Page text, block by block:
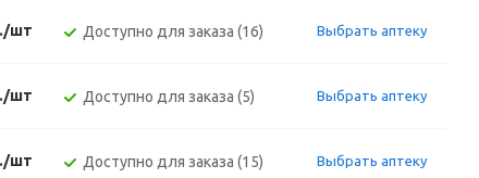
шт Доступно для заказа (16) Выбрать аптеку
шт Доступно для заказа (5) Выбрать аптеку
шт Доступно для заказа (15) Выбрать аптеку